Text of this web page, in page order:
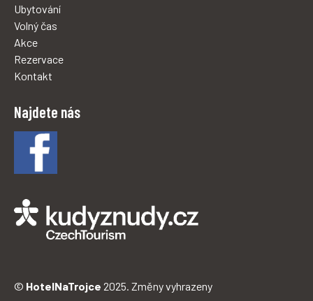
Ubytování
Volný čas
Akce
Rezervace
Kontakt
Najdete nás
© HotelNaTrojce 2025. Změny vyhrazeny